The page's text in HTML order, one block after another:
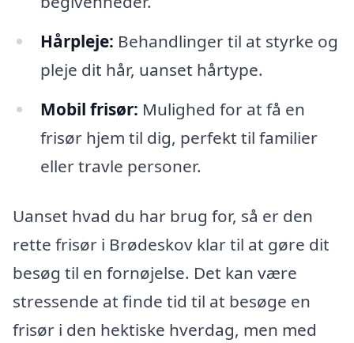
Hårpleje: Behandlinger til at styrke og
pleje dit hår, uanset hårtype.
Mobil frisør: Mulighed for at få en
frisør hjem til dig, perfekt til familier
eller travle personer.
Uanset hvad du har brug for, så er den
rette frisør i Brødeskov klar til at gøre dit
besøg til en fornøjelse. Det kan være
stressende at finde tid til at besøge en
frisør i den hektiske hverdag, men med